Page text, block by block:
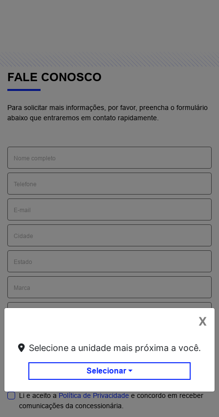
FALE CONOSCO
Para solicitar mais informações, por favor, preencha o formulário
abaixo que entraremos em contato rapidamente.
Preferência de contato:
Telefone
Li e aceito a Política de Privacidade e concordo em receber
comunicações da concessionária.
X
Selecione a unidade mais próxima a você.
Selecionar